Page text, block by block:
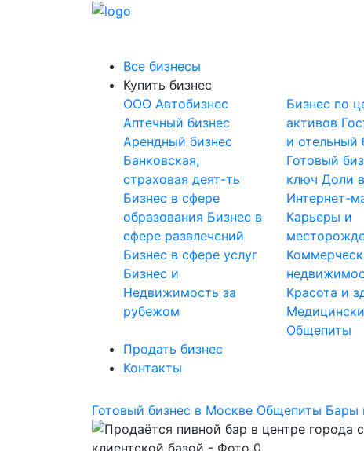
Все бизнесы
Купить бизнес
OOO Автобизнес
Аптечный бизнес
Арендный бизнес
Банковская,
страховая деят-ть
Бизнес в сфере
образования Бизнес в
сфере развлечений
Бизнес в сфере услуг
Бизнес и
Недвижимость за
рубежом
Бизнес по
активов
и отельный
Готовый
ключДоли
Интернет-
Карьеры и
Красота и
Общепиты
Продать бизнес
Контакты
Готовый бизнес в Москве Общепиты Бары